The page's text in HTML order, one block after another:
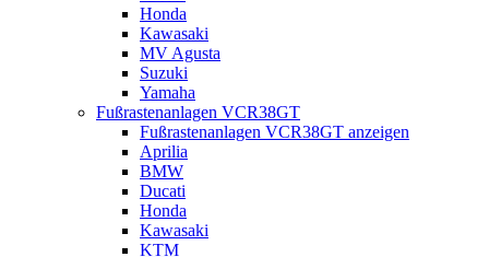
Honda
Kawasaki
MV Agusta
Suzuki
Yamaha
Fußrastenanlagen VCR38GT
Fußrastenanlagen VCR38GT anzeigen
Aprilia
BMW
Ducati
Honda
Kawasaki
KTM